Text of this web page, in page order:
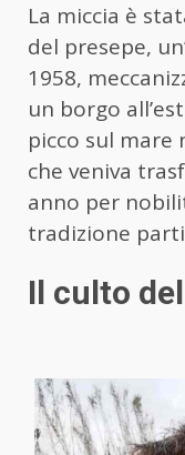
La miccia è
del presepe,
1958,
un borgo
picco sul mare
che veniva
anno per
tradizione
Il culto